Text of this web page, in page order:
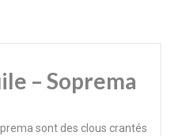
– Soprema
sont des clous crantés